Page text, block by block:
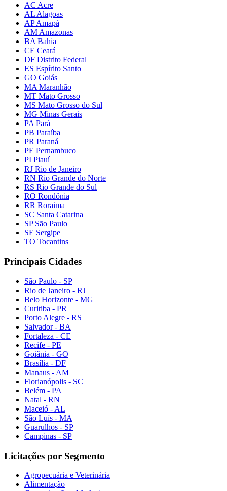
AC Acre
AL Alagoas
AP Amapá
AM Amazonas
BA Bahia
CE Ceará
DF Distrito Federal
ES Espírito Santo
GO Goiás
MA Maranhão
MT Mato Grosso
MS Mato Grosso do Sul
MG Minas Gerais
PA Pará
PB Paraíba
PR Paraná
PE Pernambuco
PI Piauí
RJ Rio de Janeiro
RN Rio Grande do Norte
RS Rio Grande do Sul
RO Rondônia
RR Roraima
SC Santa Catarina
SP São Paulo
SE Sergipe
TO Tocantins
Principais Cidades
São Paulo - SP
Rio de Janeiro - RJ
Belo Horizonte - MG
Curitiba - PR
Porto Alegre - RS
Salvador - BA
Fortaleza - CE
Recife - PE
Goiânia - GO
Brasília - DF
Manaus - AM
Florianópolis - SC
Belém - PA
Natal - RN
Maceió - AL
São Luís - MA
Guarulhos - SP
Campinas - SP
Licitações por Segmento
Agropecuária e Veterinária
Alimentação